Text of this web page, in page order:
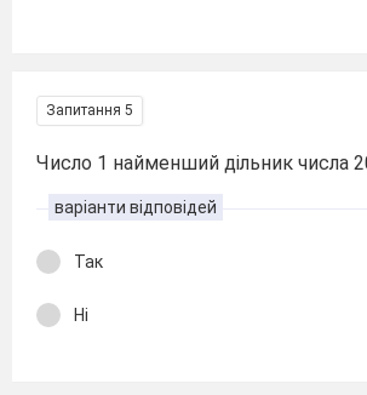
Запитання 5
Число 1 найменший дільник числа
варіанти відповідей
Так
Ні